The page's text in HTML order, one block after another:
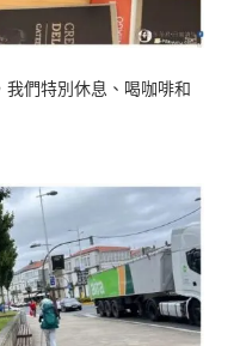
們特別休息、喝咖啡和